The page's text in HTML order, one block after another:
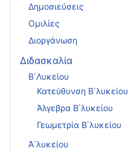
Δημοσιεύσεις
Ομιλίες
Διοργάνωση
Διδασκαλία
Β΄Λυκείου
Κατεύθυνση Β΄λυκείου
Άλγεβρα Β΄λυκείου
Γεωμετρία Β΄λυκείου
Ά΄λυκείου